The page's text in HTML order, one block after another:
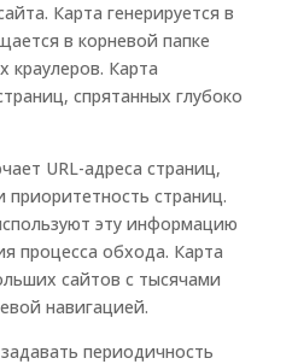
Карта генерируется в
в корневой папке
краулеров. Карта
спрятанных глубоко
URL-адреса страниц,
приоритетность страниц.
эту информацию
процесса обхода. Карта
сайтов с тысячами
навигацией.
периодичность